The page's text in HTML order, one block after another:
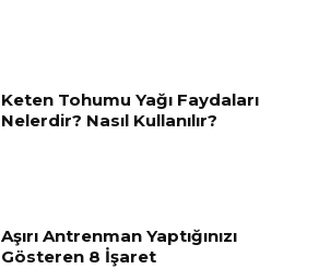
Keten Tohumu Yağı Faydaları
Nelerdir? Nasıl Kullanılır?
Aşırı Antrenman Yaptığınızı
Gösteren 8 İşaret